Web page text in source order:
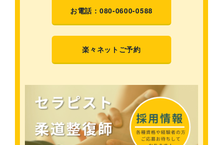
お電話：080-0600-0588
楽々ネットご予約